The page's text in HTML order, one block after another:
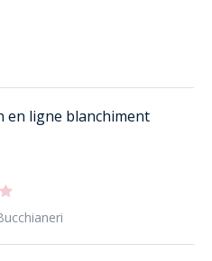
en ligne blanchiment